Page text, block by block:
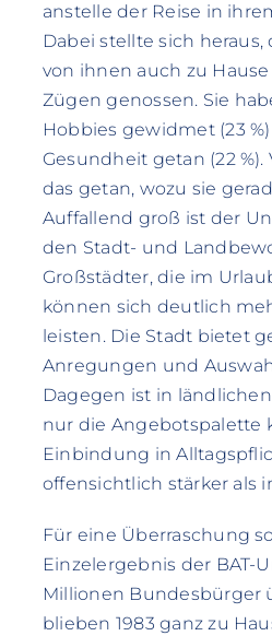
anstelle der Reise in
Dabei stellte sich
von ihnen auch zu
Zügen genossen. Sie
Hobbies gewidmet (23
Gesundheit getan (22 %).
das getan, wozu sie
Auffallend groß ist der
den Stadt- und
Großstädter, die im
können sich deutlich
leisten. Die Stadt bietet
Anregungen und
Dagegen ist in
nur die Angebotspalette
Einbindung in
offensichtlich stärker als
Für eine Überraschung
Einzelergebnis der BAT-
Millionen Bundesbürger
blieben 1983 ganz zu